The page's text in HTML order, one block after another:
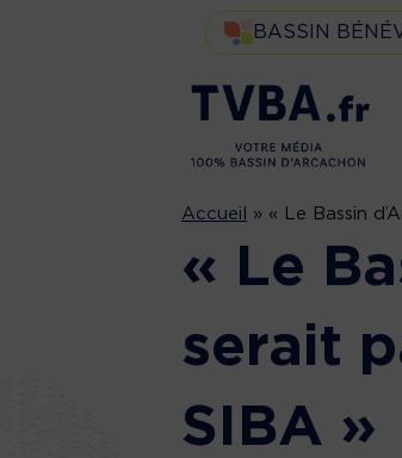
BASSIN
Accueil » « Le Bassin
« Le
serait
SIBA »